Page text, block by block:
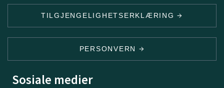
TILGJENGELIGHETSERKLÆRING
PERSONVERN
Sosiale medier